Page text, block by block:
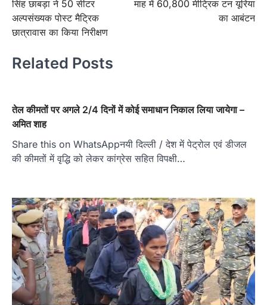
सिंह छाबड़ा ने 50 सीटर
अल्पसंख्यक पोस्ट मैट्रिक
छात्रावास का किया निरीक्षण
माह में 60,800 मीट्रिक टन यूरिया
का आबंटन
Related Posts
तेल कीमतों पर अगले 2/4 दिनों में कोई समाधान निकाल लिया जायेगा –
अमित शाह
Share this on WhatsAppनयी दिल्ली / देश में पेट्रोल एवं डीजल
की कीमतों में वृद्धि को लेकर कांग्रेस सहित विपक्षी…